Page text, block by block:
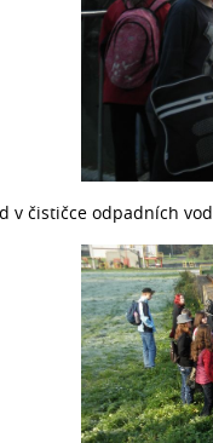
v čističce odpadních vod